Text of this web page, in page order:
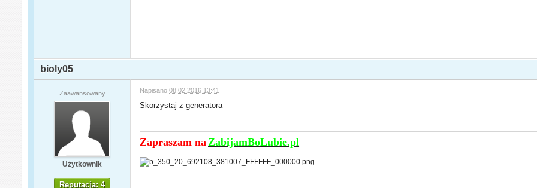
bioly05
Zaawansowany
Użytkownik
Reputacja: 4
Napisano08.02.2016 13:41
Skorzystaj z generatora
Zapraszam na ZabijamBoLubie.pl